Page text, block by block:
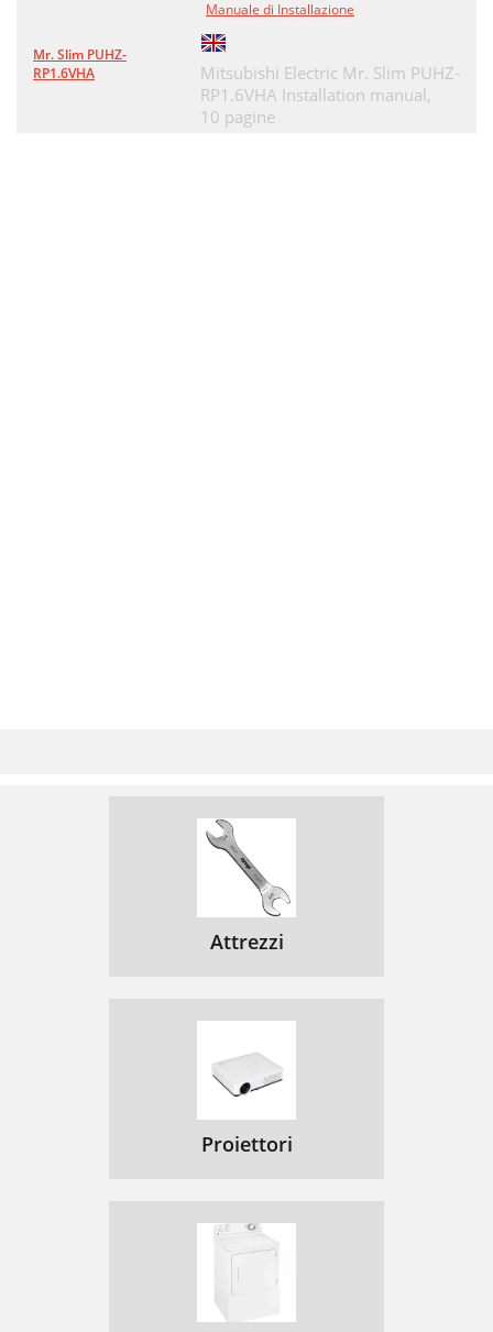
Mr. Slim PUHZ-
RP1.6VHA
Manuale di Installazione
Mitsubishi Electric Mr. Slim PUHZ-
RP1.6VHA Installation manual,
10 pagine
Attrezzi
Proiettori